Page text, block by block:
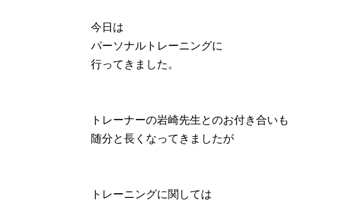
今日は
パーソナルトレーニングに
行ってきました。
トレーナーの岩崎先生とのお付き合いも
随分と長くなってきましたが
トレーニングに関しては